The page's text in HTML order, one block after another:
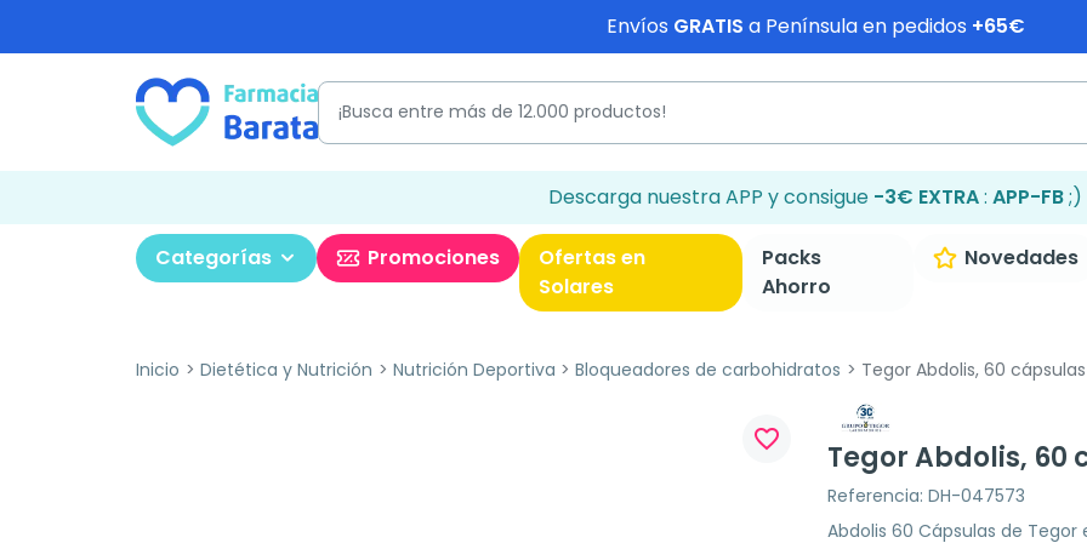
Envíos GRATIS a Península en pedidos +65€
Descarga nuestra APP y consigue -3€ EXTRA: APP-FB;)
Categorías Promociones
Ofertas en
Solares
Packs
Ahorro
Novedades
Inicio Dietética y Nutrición Nutrición Deportiva Bloqueadores de carbohidratos Tegor Abdolis, 60 cápsulas
favorite_border
Tegor Abdolis, 60
Referencia: DH-047573
Abdolis 60 Cápsulas de